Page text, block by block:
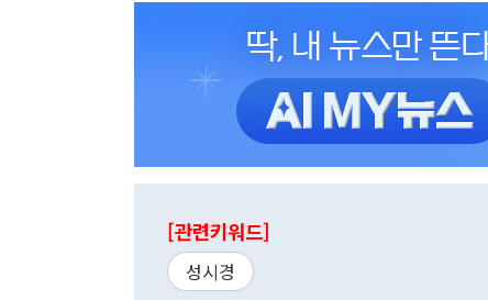
[관련키워드]
성시경